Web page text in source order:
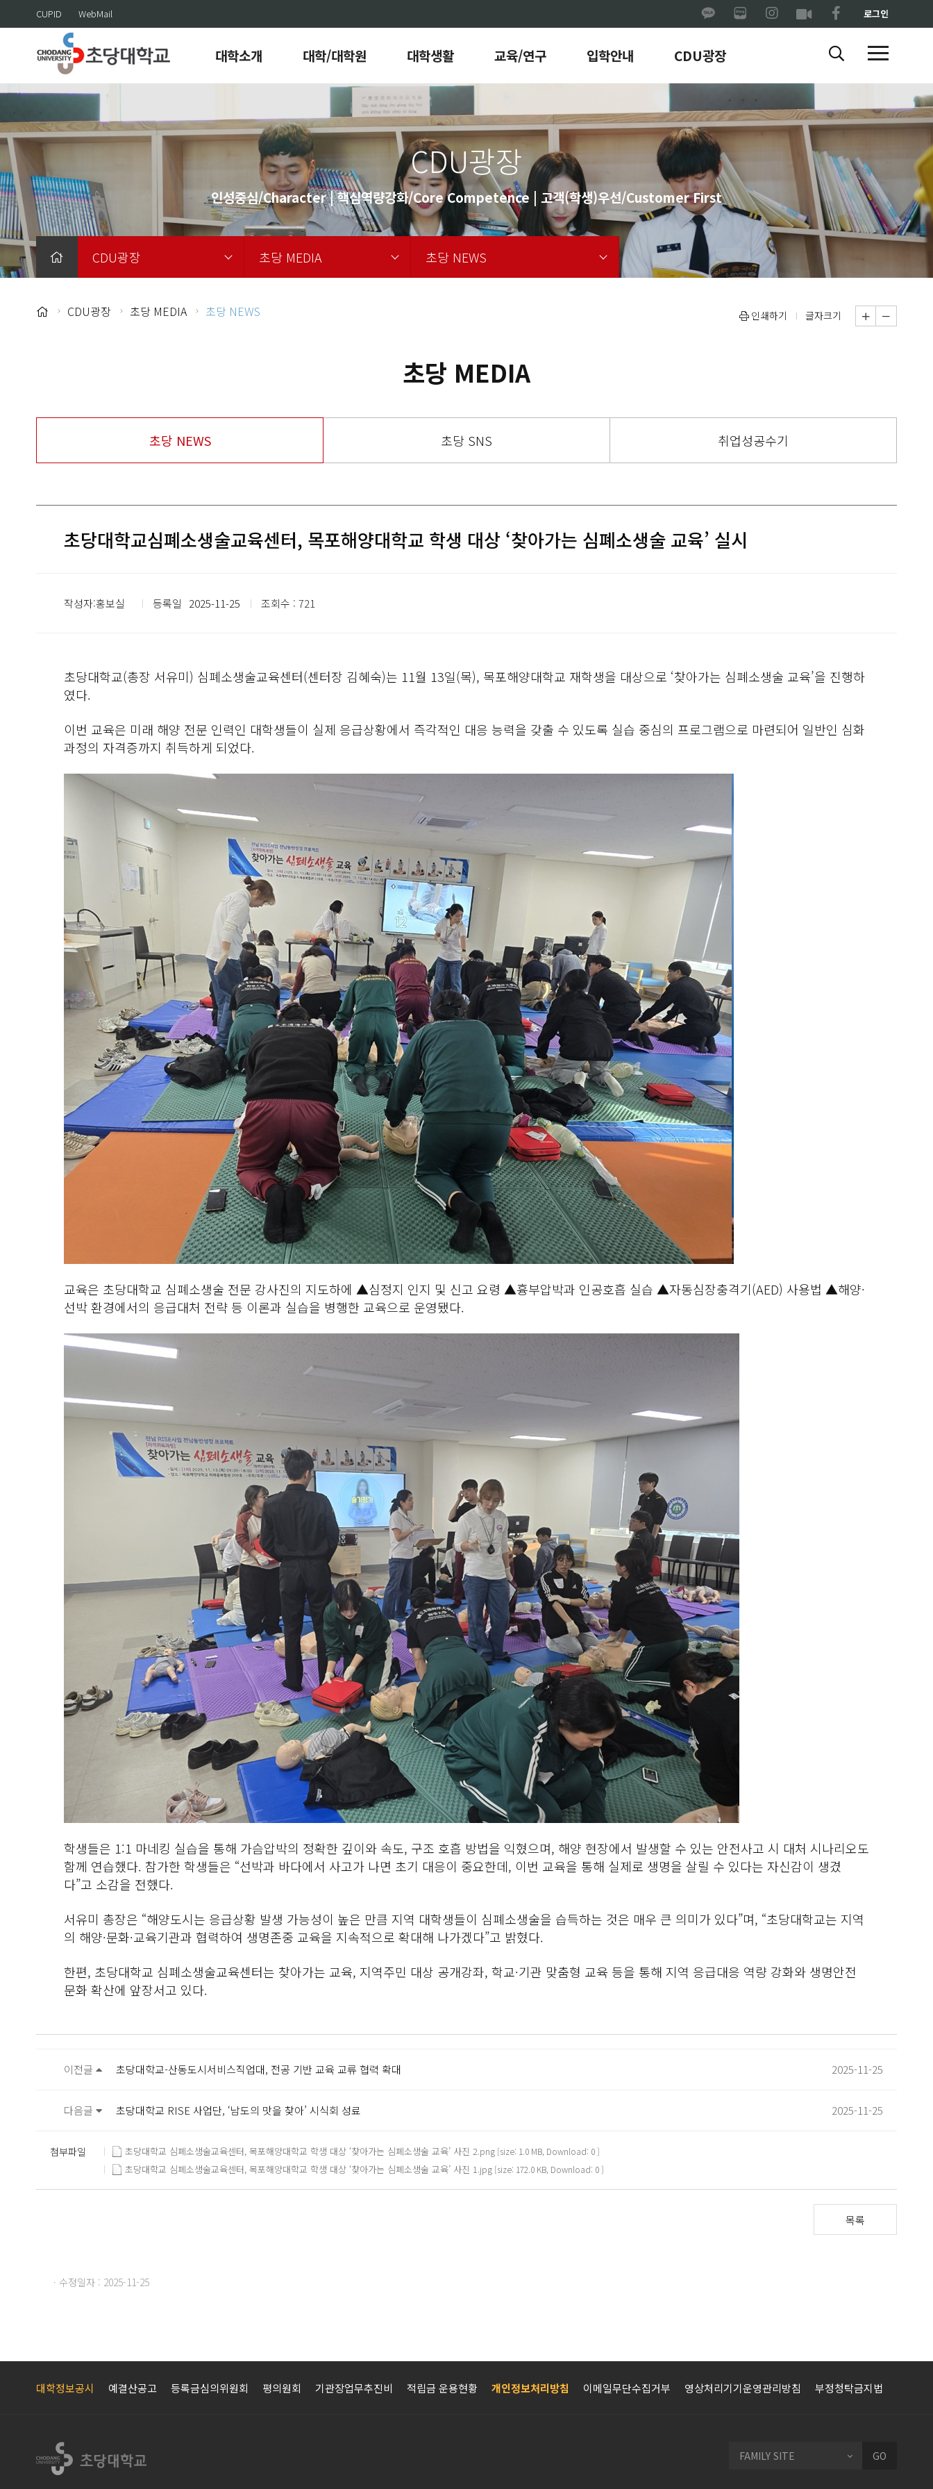
CUPID WebMail 로그인
대학소개 대학/대학원 대학생활 교육/연구 입학안내 CDU광장
CDU광장
인성중심/Character | 핵심역량강화/Core Competence | 고객(학생)우선/Customer First
CDU광장 초당 MEDIA 초당 NEWS
CDU광장 초당 MEDIA 초당 NEWS 인쇄하기 글자크기
초당 MEDIA
초당 NEWS 초당 SNS 취업성공수기
초당대학교심폐소생술교육센터, 목포해양대학교 학생 대상 ‘찾아가는 심폐소생술 교육’ 실시
작성자:홍보실 등록일 2025-11-25 조회수 : 721
초당대학교(총장 서유미) 심폐소생술교육센터(센터장 김혜숙)는 11월 13일(목), 목포해양대학교 재학생을 대상으로 ‘찾아가는 심폐소생술 교육’을 진행하
였다.
이번 교육은 미래 해양 전문 인력인 대학생들이 실제 응급상황에서 즉각적인 대응 능력을 갖출 수 있도록 실습 중심의 프로그램으로 마련되어 일반인 심화
과정의 자격증까지 취득하게 되었다.
교육은 초당대학교 심폐소생술 전문 강사진의 지도하에 ▲심정지 인지 및 신고 요령 ▲흉부압박과 인공호흡 실습 ▲자동심장충격기(AED) 사용법 ▲해양·
선박 환경에서의 응급대처 전략 등 이론과 실습을 병행한 교육으로 운영됐다.
학생들은 1:1 마네킹 실습을 통해 가슴압박의 정확한 깊이와 속도, 구조 호흡 방법을 익혔으며, 해양 현장에서 발생할 수 있는 안전사고 시 대처 시나리오도
함께 연습했다. 참가한 학생들은 “선박과 바다에서 사고가 나면 초기 대응이 중요한데, 이번 교육을 통해 실제로 생명을 살릴 수 있다는 자신감이 생겼
다”고 소감을 전했다.
서유미 총장은 “해양도시는 응급상황 발생 가능성이 높은 만큼 지역 대학생들이 심폐소생술을 습득하는 것은 매우 큰 의미가 있다”며, “초당대학교는 지역
의 해양·문화·교육기관과 협력하여 생명존중 교육을 지속적으로 확대해 나가겠다”고 밝혔다.
한편, 초당대학교 심폐소생술교육센터는 찾아가는 교육, 지역주민 대상 공개강좌, 학교·기관 맞춤형 교육 등을 통해 지역 응급대응 역량 강화와 생명안전
문화 확산에 앞장서고 있다.
이전글 초당대학교-산동도시서비스직업대, 전공 기반 교육 교류 협력 확대 2025-11-25
다음글 초당대학교 RISE 사업단, ‘남도의 맛을 찾아’ 시식회 성료 2025-11-25
첨부파일 초당대학교 심폐소생술교육센터, 목포해양대학교 학생 대상 ‘찾아가는 심폐소생술 교육’ 사진 2.png [size: 1.0 MB, Download: 0 ]
초당대학교 심폐소생술교육센터, 목포해양대학교 학생 대상 ‘찾아가는 심폐소생술 교육’ 사진 1.jpg [size: 172.0 KB, Download: 0 ]
목록
· 수정일자 : 2025-11-25
대학정보공시 예결산공고 등록금심의위원회 평의원회 기관장업무추진비 적립금 운용현황 개인정보처리방침 이메일무단수집거부 영상처리기기운영관리방침 부정청탁금지법
FAMILY SITE GO